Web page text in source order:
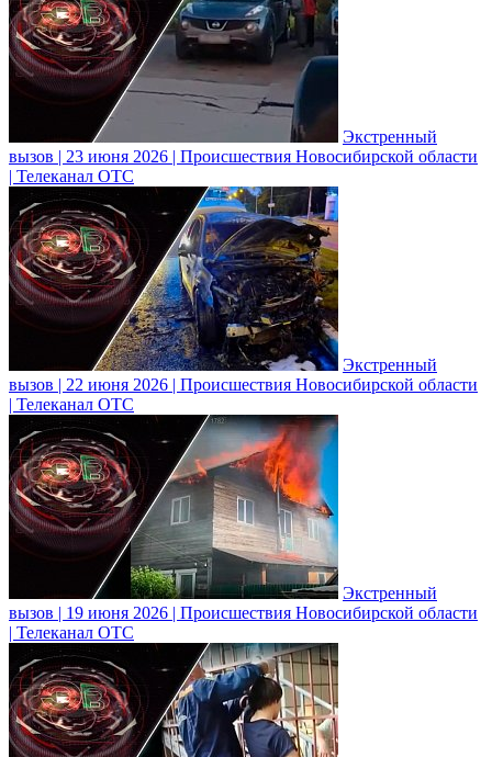
Экстренный
вызов | 23 июня 2026 | Происшествия Новосибирской области
| Телеканал ОТС
Экстренный
вызов | 22 июня 2026 | Происшествия Новосибирской области
| Телеканал ОТС
Экстренный
вызов | 19 июня 2026 | Происшествия Новосибирской области
| Телеканал ОТС